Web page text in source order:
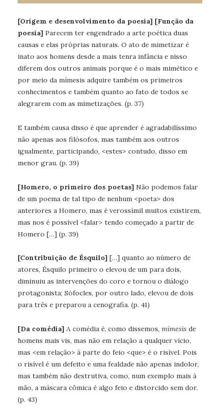
[Origem e desenvolvimento da poesia] [Função da
poesia] Parecem ter engendrado a arte poética duas
causas e elas próprias naturais. O ato de mimetizar é
inato aos homens desde a mais tenra infância e nisso
diferem dos outros animais porque é o mais mimético e
por meio da mímesis adquire também os primeiros
conhecimentos e também quanto ao fato de todos se
alegrarem com as mimetizações. (p. 37)
E também causa disso é que aprender é agradabilíssimo
não apenas aos filósofos, mas também aos outros
igualmente, participando, <estes> contudo, disso em
menor grau. (p. 39)
[Homero, o primeiro dos poetas] Não podemos falar
de um poema de tal tipo de nenhum <poeta> dos
anteriores a Homero, mas é verossímil muitos existirem,
mas nos é possível <falar> tendo começado a partir de
Homero […] (p. 39)
[Contribuição de Ésquilo] […] quanto ao número de
atores, Ésquilo primeiro o elevou de um para dois,
diminuiu as intervenções do coro e tornou o diálogo
protagonista; Sófocles, por outro lado, elevou de dois
para três e preparou a cenografia. (p. 41)
[Da comédia] A comédia é, como dissemos, mímesis de
homens mais vis, mas não em relação a qualquer vício,
mas <em relação> à parte do feio <que> é o risível. Pois
o risível é um defeito e uma fealdade não apenas indolor,
mas também não destrutiva, como, num exemplo mais à
mão, a máscara cômica é algo feio e distorcido sem dor.
(p. 43)